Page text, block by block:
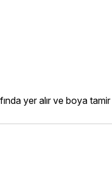
yer alır ve boya